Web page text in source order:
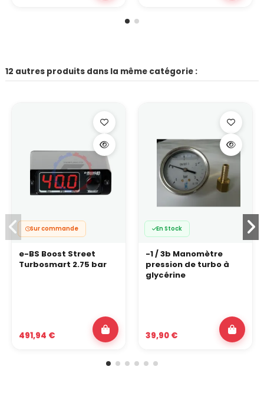
12 autres produits dans la même catégorie :
Sur commande
e-BS Boost Street
Turbosmart 2.75 bar
491,94 €
En Stock
-1 / 3b Manomètre
pression de turbo à
glycérine
39,90 €